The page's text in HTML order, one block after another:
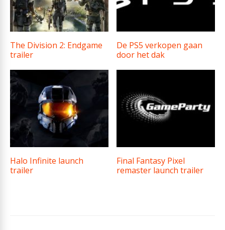
The Division 2: Endgame
trailer
De PS5 verkopen gaan
door het dak
Halo Infinite launch
trailer
Final Fantasy Pixel
remaster launch trailer